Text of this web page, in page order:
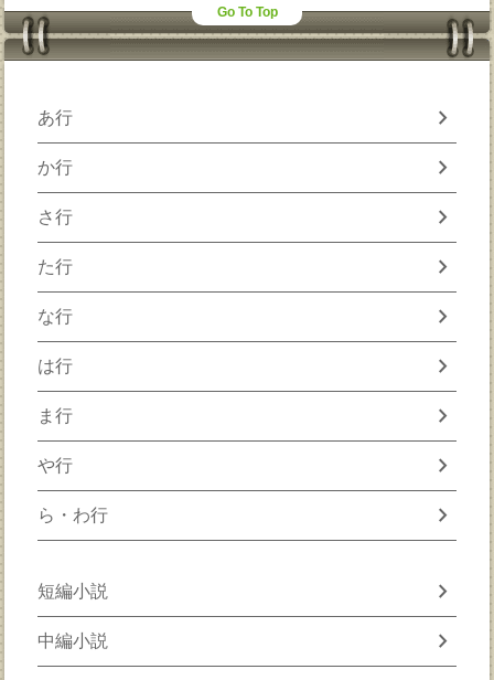
Go To Top
あ行 chevron_right
か行 chevron_right
さ行 chevron_right
た行 chevron_right
な行 chevron_right
は行 chevron_right
ま行 chevron_right
や行 chevron_right
ら・わ行 chevron_right
短編小説 chevron_right
中編小説 chevron_right